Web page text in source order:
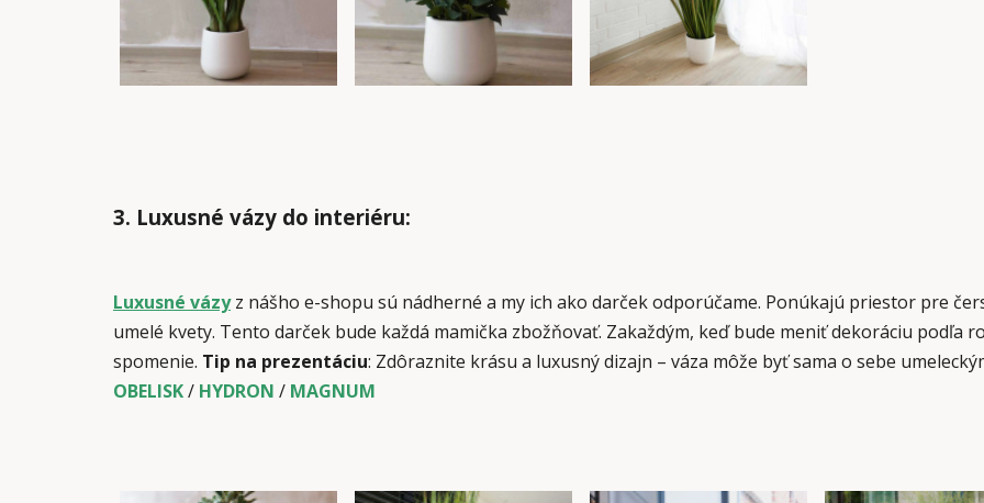
3. Luxusné vázy do interiéru:
Luxusné vázyz nášho e-shopu sú nádherné a my ich ako darček odporúčame. Ponúkajú priestor pre
umelé kvety. Tento darček bude každá mamička zbožňovať. Zakaždým, keď bude meniť dekoráciu podľa
spomenie. Tip na prezentáciu: Zdôraznite krásu a luxusný dizajn – váza môže byť sama o sebe
OBELISK/ HYDRON / MAGNUM